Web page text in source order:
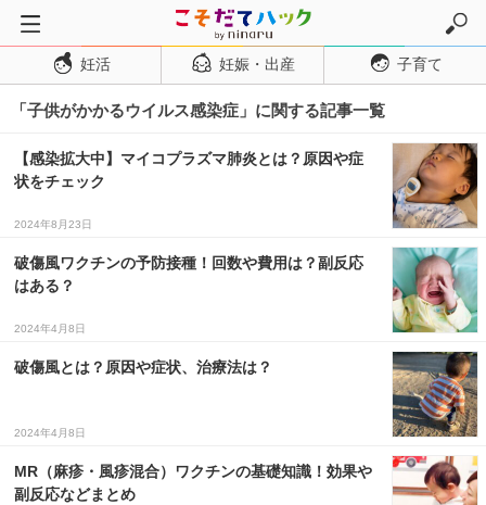
トップページ
妊活
妊娠・出産
妊娠超初期
妊娠初期
妊娠中期
妊娠後期
出産
子育て・育児
２歳児
妊活 妊娠・出産 子育て
「子供がかかるウイルス感染症」に関する記事一覧
【感染拡大中】マイコプラズマ肺炎とは？原因や症
状をチェック
2024年8月23日
破傷風ワクチンの予防接種！回数や費用は？副反応
はある？
2024年4月8日
破傷風とは？原因や症状、治療法は？
2024年4月8日
MR（麻疹・風疹混合）ワクチンの基礎知識！効果や
副反応などまとめ